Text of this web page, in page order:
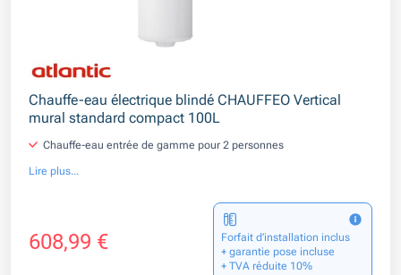
Chauffe-eau électrique blindé CHAUFFEO Vertical
mural standard compact 100L
Chauffe-eau entrée de gamme pour 2 personnes
Lire plus...
608,99 €
Forfait d’installation inclus
+ garantie pose incluse
+ TVA réduite 10%